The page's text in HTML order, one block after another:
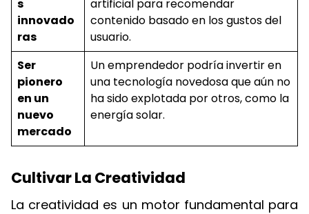
s
innovado
ras
artificial para recomendar
contenido basado en los gustos del
usuario.
Ser
pionero
en un
nuevo
mercado
Un emprendedor podría invertir en
una tecnología novedosa que aún no
ha sido explotada por otros, como la
energía solar.
Cultivar La Creatividad
La creatividad es un motor fundamental para